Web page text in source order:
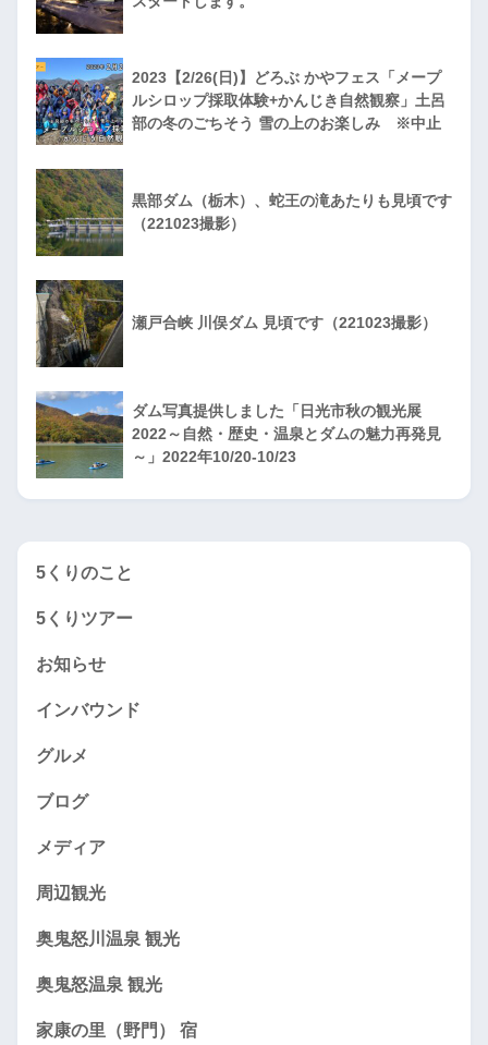
2023【2/26(日)】どろぶ かやフェス「メープ
ルシロップ採取体験+かんじき自然観察」土呂
部の冬のごちそう 雪の上のお楽しみ ※中止
黒部ダム（栃木）、蛇王の滝あたりも見頃です
（221023撮影）
瀬戸合峡 川俣ダム 見頃です（221023撮影）
ダム写真提供しました「日光市秋の観光展
2022～自然・歴史・温泉とダムの魅力再発見
～」2022年10/20-10/23
5くりのこと
5くりツアー
お知らせ
インバウンド
グルメ
ブログ
メディア
周辺観光
奥鬼怒川温泉 観光
奥鬼怒温泉 観光
家康の里（野門） 宿